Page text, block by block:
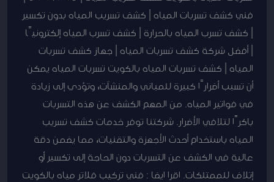
فني كشف تسربات المياه | كشف تسريب المياه بدون تكسير
| كشف تسرب المياه بالحرارة | كشف تسرب المياه إلكترونيًا
| أفضل شركة كشف تسربات المياه | جهاز كشف تسربات
المياه | كشف تسربات المياه بالكويت تسربات المياه يمكن
أن تسبب أضرارًا كبيرة للمباني والمنشآت، وتؤدي إلى زيادة
في فواتير المياه. من المهم الكشف عن هذه التسربات
باكرًا لتلافي الأضرار. شركتنا توفر خدمات كشف تسريب
المياه باستخدام أحدث الأجهزة والتقنيات، مما يضمن دقة
عالية في الكشف عن التسربات دون الحاجة إلى تكسير أو
إتلاف للممتلكات. اقرا ايضا : فني تركيب فلاتر مياه بالكويت
|
جهاز
كشف
تسربات
المياه
|
كشف
تسربات
المياه
بالكويت